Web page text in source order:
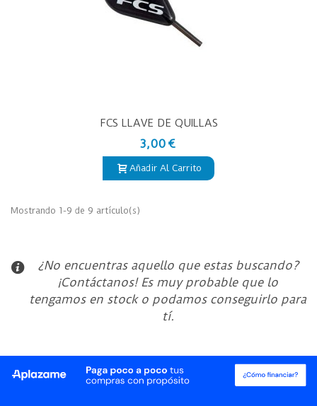
FCS LLAVE DE QUILLAS
3,00 €
Añadir Al Carrito
Mostrando 1-9 de 9 artículo(s)
¿No encuentras aquello que estas buscando?
¡Contáctanos! Es muy probable que lo
tengamos en stock o podamos conseguirlo para
tí.